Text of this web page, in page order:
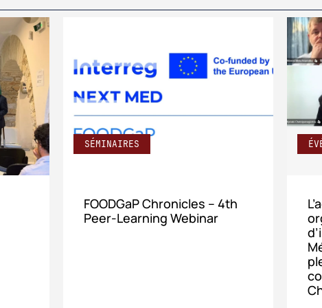
SÉMINAIRES
FOODGaP Chronicles – 4th
Peer‑Learning Webinar